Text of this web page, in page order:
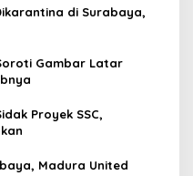
di Surabaya,
Gambar Latar
Proyek SSC,
Madura United